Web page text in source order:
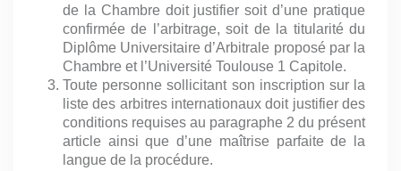
de la Chambre doit justifier soit d’une pratique
confirmée de l’arbitrage, soit de la titularité du
Diplôme Universitaire d’Arbitrale proposé par la
Chambre et l’Université Toulouse 1 Capitole.
Toute personne sollicitant son inscription sur la
liste des arbitres internationaux doit justifier des
conditions requises au paragraphe 2 du présent
article ainsi que d’une maîtrise parfaite de la
langue de la procédure.